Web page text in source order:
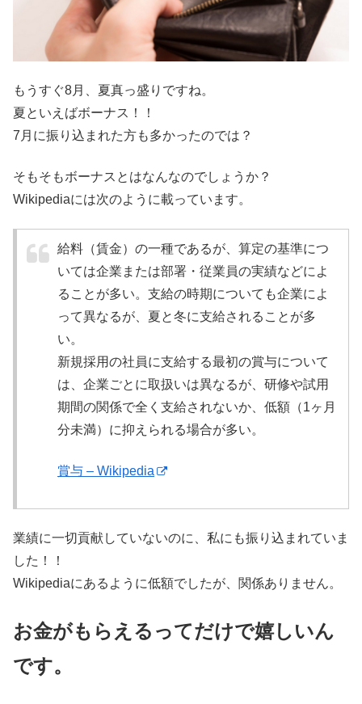
もうすぐ8月、夏真っ盛りですね。
夏といえばボーナス！！
7月に振り込まれた方も多かったのでは？
そもそもボーナスとはなんなのでしょうか？
Wikipediaには次のように載っています。
給料（賃金）の一種であるが、算定の基準につ
いては企業または部署・従業員の実績などによ
ることが多い。支給の時期についても企業によ
って異なるが、夏と冬に支給されることが多
い。
新規採用の社員に支給する最初の賞与について
は、企業ごとに取扱いは異なるが、研修や試用
期間の関係で全く支給されないか、低額（1ヶ月
分未満）に抑えられる場合が多い。
賞与 – Wikipedia
業績に一切貢献していないのに、私にも振り込まれていま
した！！
Wikipediaにあるように低額でしたが、関係ありません。
お金がもらえるってだけで嬉しいん
です。